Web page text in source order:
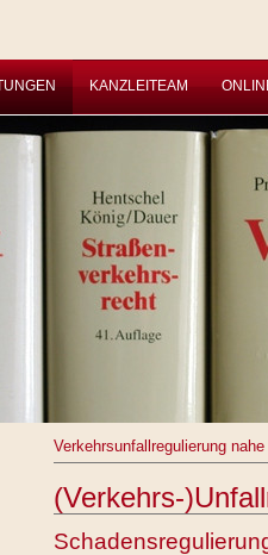
KANZLEITEAM
Verkehrsunfallregulierung
(Verkehrs-